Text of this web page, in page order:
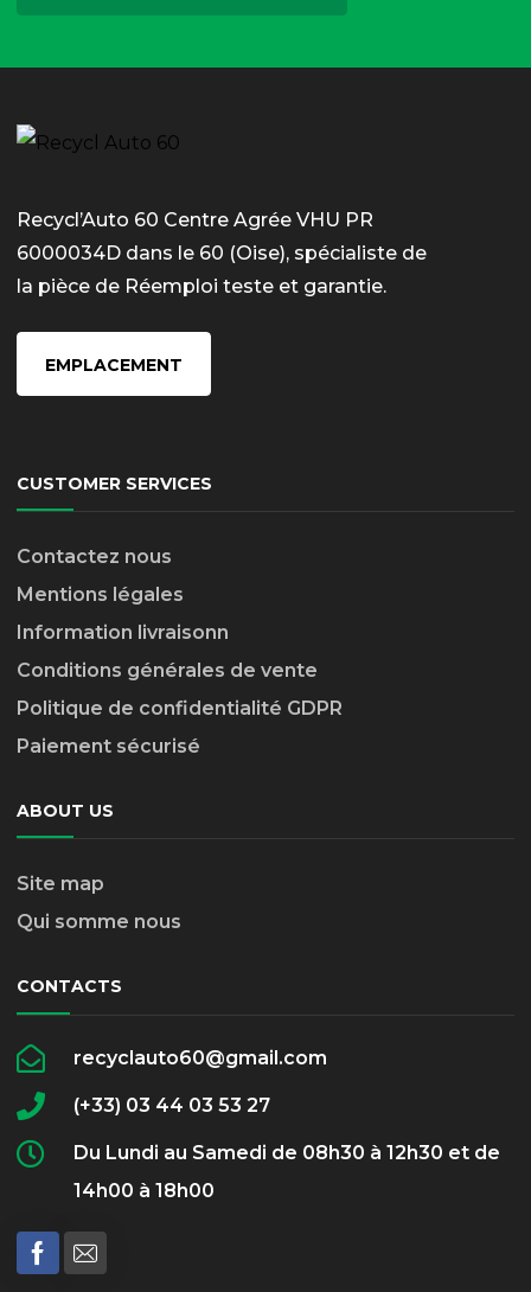
Recycl’Auto 60 Centre Agrée VHU PR
6000034D dans le 60 (Oise), spécialiste de
la pièce de Réemploi teste et garantie.
EMPLACEMENT
CUSTOMER SERVICES
Contactez nous
Mentions légales
Information livraisonn
Conditions générales de vente
Politique de confidentialité GDPR
Paiement sécurisé
ABOUT US
Site map
Qui somme nous
CONTACTS
recyclauto60@gmail.com
(+33) 03 44 03 53 27
Du Lundi au Samedi de 08h30 à 12h30 et de
14h00 à 18h00